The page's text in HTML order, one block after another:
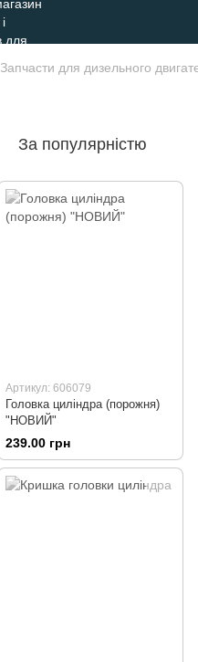
Запчасти для дизельного
За популярністю
Артикул: 606079
Головка циліндра (порожня)
"НОВИЙ"
239.00 грн